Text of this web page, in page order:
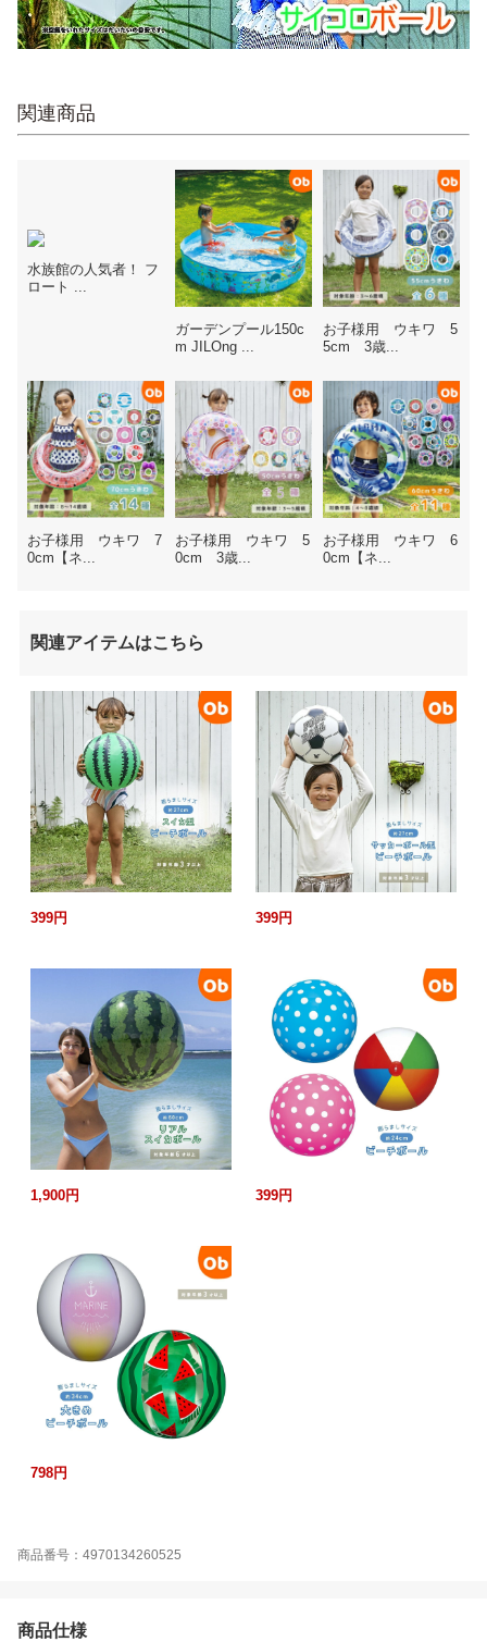
関連商品
水族館の人気者！ フ
ロート ...
ガーデンプール150c
m JILOng ...
お子様用 ウキワ 5
5cm 3歳...
お子様用 ウキワ 7
0cm【ネ...
お子様用 ウキワ 5
0cm 3歳...
お子様用 ウキワ 6
0cm【ネ...
関連アイテムはこちら
399円 399円
1,900円 399円
798円
商品番号：4970134260525
商品仕様